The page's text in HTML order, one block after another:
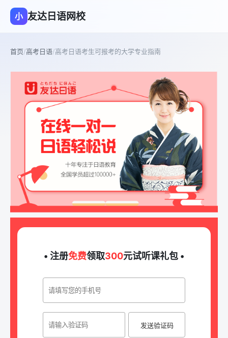
小 友达日语网校
首页/高考日语/高考日语考生可报考的大学专业指南
• 注册免费领取300元试听课礼包 •
发送验证码